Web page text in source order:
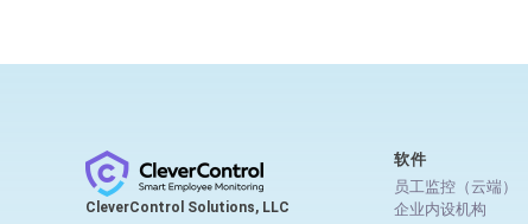
CleverControl Solutions, LLC
软件
员工监控（云端）
企业内设机构